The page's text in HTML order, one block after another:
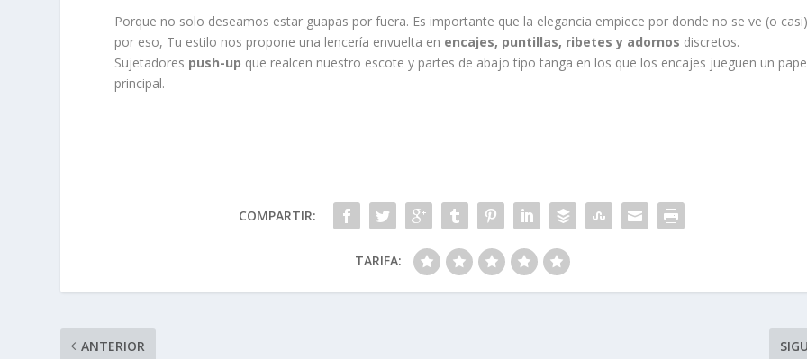
Porque no solo deseamos estar guapas por fuera. Es importante que la elegancia empiece por donde no se ve (o
por eso, Tu estilo nos propone una lencería envuelta en encajes, puntillas, ribetes y adornos discretos.
Sujetadores push-up que realcen nuestro escote y partes de abajo tipo tanga en los que los encajes jueguen un
principal.
COMPARTIR:
TARIFA:
ANTERIOR